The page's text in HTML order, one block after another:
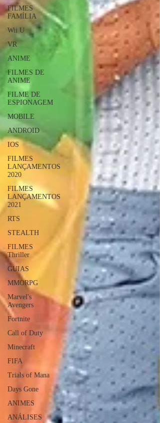
FILMES
FAMÍLIA
Wii U
VR
ANIME
FILMES DE
ANIME
FILME DE
ESPIONAGEM
MOBILE
ANDROID
IOS
FILMES
LANÇAMENTOS
2020
FILMES
LANÇAMENTOS
2021
RTS
STEALTH
FILMES
Thriller
GUIAS
MMORPG
Marvel's
Avengers
Fortnite
Call of Duty
Minecraft
FIFA
Trials of Mana
Days Gone
ANIMES
ANÁLISES